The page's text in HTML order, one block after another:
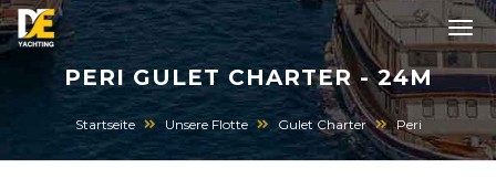
PERI GULET CHARTER - 24M
Startseite Unsere Flotte Gulet Charter Peri